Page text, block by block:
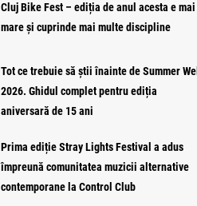
Cluj Bike Fest – ediția de anul acesta e mai
mare și cuprinde mai multe discipline
Tot ce trebuie să știi înainte de Summer Well
2026. Ghidul complet pentru ediția
aniversară de 15 ani
Prima ediție Stray Lights Festival a adus
împreună comunitatea muzicii alternative
contemporane la Control Club